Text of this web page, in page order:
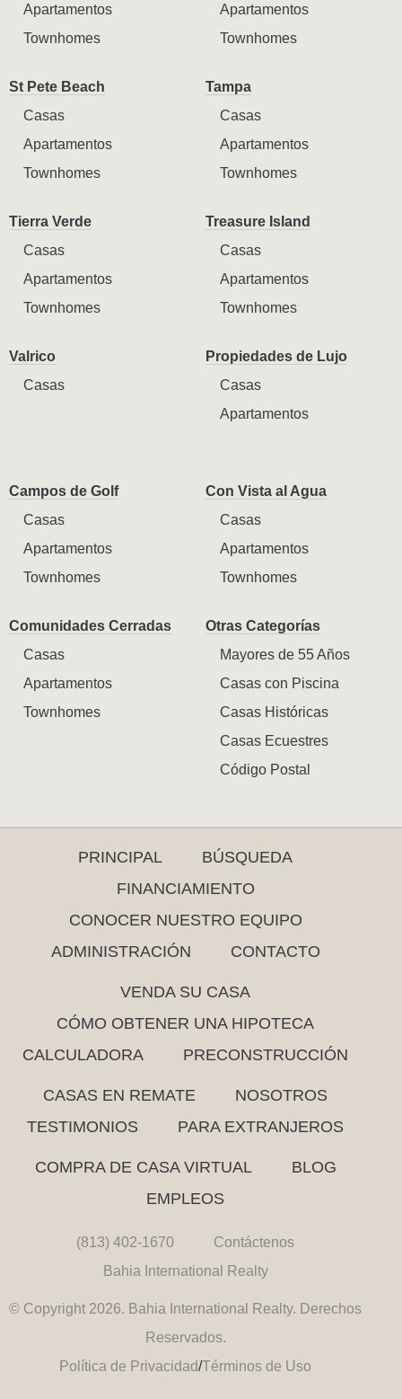
Apartamentos
Townhomes
Apartamentos
Townhomes
St Pete Beach
Casas
Apartamentos
Townhomes
Tampa
Casas
Apartamentos
Townhomes
Tierra Verde
Casas
Apartamentos
Townhomes
Treasure Island
Casas
Apartamentos
Townhomes
Valrico
Casas
Propiedades de Lujo
Casas
Apartamentos
Campos de Golf
Casas
Apartamentos
Townhomes
Con Vista al Agua
Casas
Apartamentos
Townhomes
Comunidades Cerradas
Casas
Apartamentos
Townhomes
Otras Categorías
Mayores de 55 Años
Casas con Piscina
Casas Históricas
Casas Ecuestres
Código Postal
PRINCIPAL
BÚSQUEDA
FINANCIAMIENTO
CONOCER NUESTRO EQUIPO
ADMINISTRACIÓN
CONTACTO
VENDA SU CASA
CÓMO OBTENER UNA HIPOTECA
CALCULADORA
PRECONSTRUCCIÓN
CASAS EN REMATE
NOSOTROS
TESTIMONIOS
PARA EXTRANJEROS
COMPRA DE CASA VIRTUAL
BLOG
EMPLEOS
(813) 402-1670
Contáctenos
Bahia International Realty
© Copyright 2026. Bahia International Realty. Derechos
Reservados.
Política de Privacidad/Términos de Uso